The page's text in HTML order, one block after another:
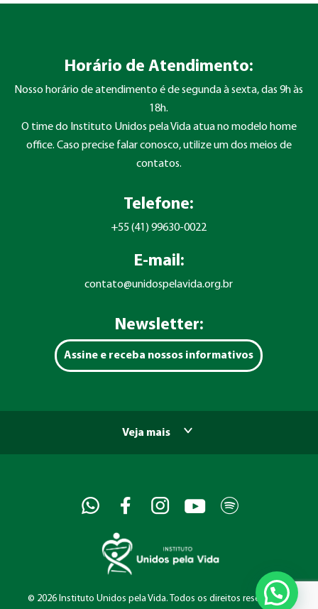
Horário de Atendimento:
Nosso horário de atendimento é de segunda à sexta, das 9h às
18h.
O time do Instituto Unidos pela Vida atua no modelo home
office. Caso precise falar conosco, utilize um dos meios de
contatos.
Telefone:
+55 (41) 99630-0022
E-mail:
contato@unidospelavida.org.br
Newsletter:
Assine e receba nossos informativos
Veja mais
© 2026 Instituto Unidos pela Vida. Todos os direitos reservados.